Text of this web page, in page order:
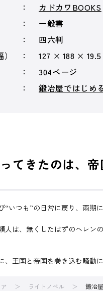
カドカワBOOKS
一般書
四六判
127 × 188 ×
304ページ
鍛冶屋ではじめ
てきたのは、
“いつも”の日常に戻り、雨
人は、無くしたはずのヘレ
、王国と帝国を巻き込む騒
ライトノベル
鍛冶